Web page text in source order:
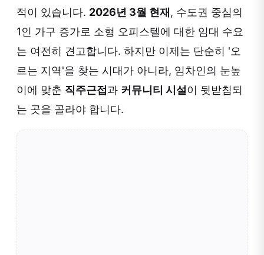
적이 있습니다. 2026년 3월 현재 , 수도권 중심의
1인 가구 증가로 소형 오피스텔에 대한 임대 수요
는 여전히 견고합니다. 하지만 이제는 단순히 '오
르는 지역'을 찾는 시대가 아니라, 임차인의 눈높
이에 맞춘 직주근접 과 커뮤니티 시설 이 뒷받침되
는 곳을 골라야 합니다.